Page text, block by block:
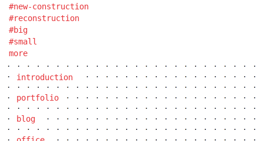
new-construction
reconstruction
big
small
more
introduction
portfolio
blog